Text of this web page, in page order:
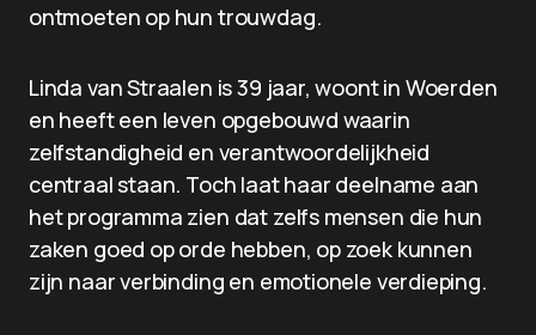
ontmoeten op hun trouwdag.
Linda van Straalen is 39 jaar, woont in Woerden
en heeft een leven opgebouwd waarin
zelfstandigheid en verantwoordelijkheid
centraal staan. Toch laat haar deelname aan
het programma zien dat zelfs mensen die hun
zaken goed op orde hebben, op zoek kunnen
zijn naar verbinding en emotionele verdieping.